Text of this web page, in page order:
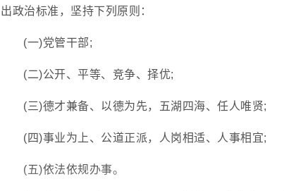
出政治标准，坚持下列原则：
(一)党管干部;
(二)公开、平等、竞争、择优;
(三)德才兼备、以德为先，五湖四海、任人唯贤;
(四)事业为上、公道正派，人岗相适、人事相宜;
(五)依法依规办事。